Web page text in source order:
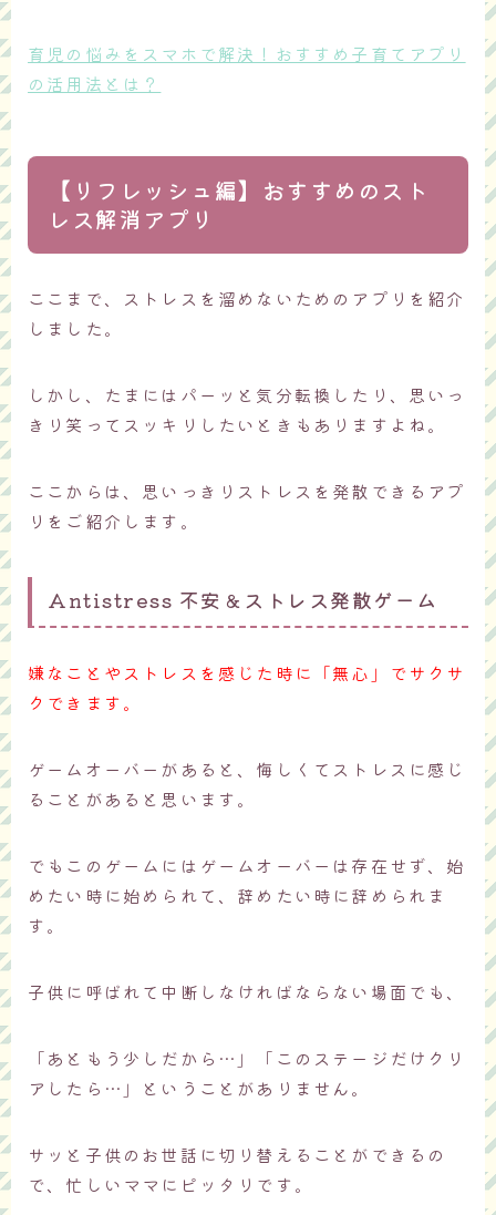
育児の悩みをスマホで解決！おすすめ子育てアプリ
の活用法とは？
【リフレッシュ編】おすすめのスト
レス解消アプリ
ここまで、ストレスを溜めないためのアプリを紹介
しました。
しかし、たまにはパーッと気分転換したり、思いっ
きり笑ってスッキリしたいときもありますよね。
ここからは、思いっきりストレスを発散できるアプ
リをご紹介します。
Antistress 不安＆ストレス発散ゲーム
嫌なことやストレスを感じた時に「無心」でサクサ
クできます。
ゲームオーバーがあると、悔しくてストレスに感じ
ることがあると思います。
でもこのゲームにはゲームオーバーは存在せず、始
めたい時に始められて、辞めたい時に辞められま
す。
子供に呼ばれて中断しなければならない場面でも、
「あともう少しだから…」「このステージだけクリ
アしたら…」ということがありません。
サッと子供のお世話に切り替えることができるの
で、忙しいママにピッタリです。